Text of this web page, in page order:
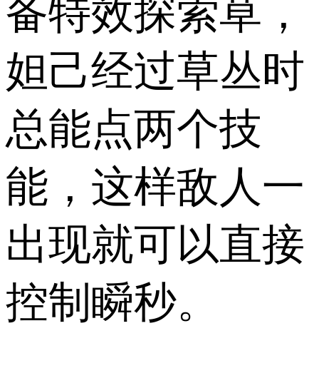
备特效探索草，
妲己经过草丛时
总能点两个技
能，这样敌人一
出现就可以直接
控制瞬秒。